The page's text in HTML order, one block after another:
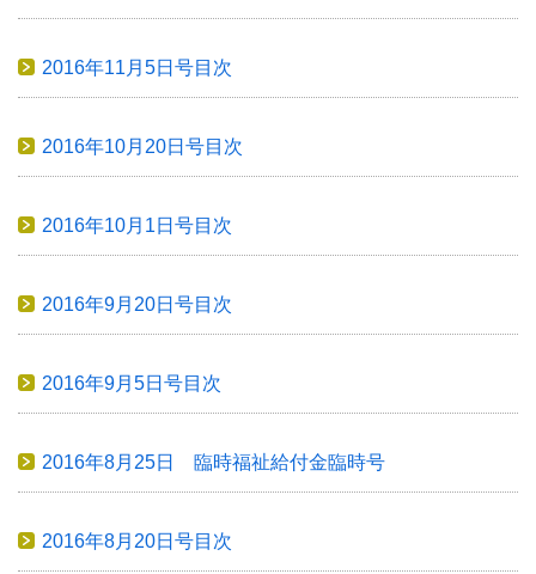
2016年11月5日号目次
2016年10月20日号目次
2016年10月1日号目次
2016年9月20日号目次
2016年9月5日号目次
2016年8月25日 臨時福祉給付金臨時号
2016年8月20日号目次